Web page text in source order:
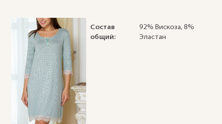
Состав
общий:
92% Вискоза, 8%
Эластан